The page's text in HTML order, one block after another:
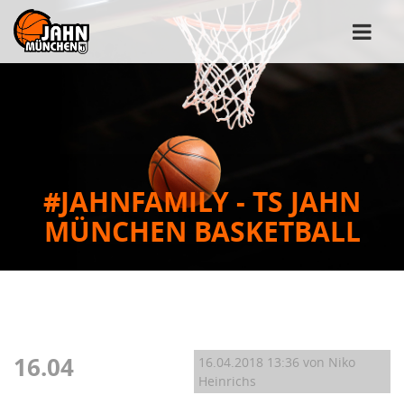
#JAHNFAMILY - TS JAHN
MÜNCHEN BASKETBALL
16.04 16.04.2018 13:36 von Niko
Heinrichs